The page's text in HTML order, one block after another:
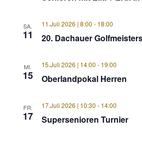
SA.
11 20. Dachauer
11.Juli 2026 | 8:00 - 18:00
MI.
15 Oberlandpokal Herren
15.Juli 2026 | 14:00 - 19:00
FR.
17 Supersenioren Turnier
17.Juli 2026 | 10:30 - 14:00